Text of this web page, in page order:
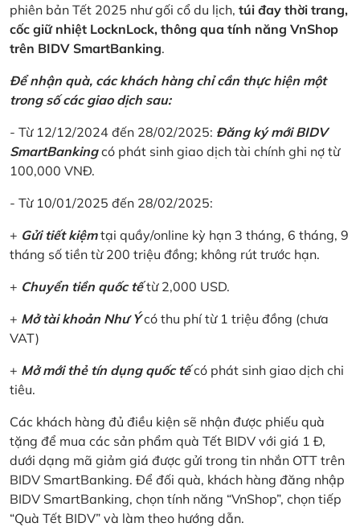
phiên bản Tết 2025 như gối cổ du lịch, túi đay thời trang,
cốc giữ nhiệt LocknLock, thông qua tính năng VnShop
trên BIDV SmartBanking.
Để nhận quà, các khách hàng chỉ cần thực hiện một
trong số các giao dịch sau:
- Từ 12/12/2024 đến 28/02/2025: Đăng ký mới BIDV
SmartBankingcó phát sinh giao dịch tài chính ghi nợ từ
100,000 VNĐ.
- Từ 10/01/2025 đến 28/02/2025:
+ Gửi tiết kiệmtại quầy/online kỳ hạn 3 tháng, 6 tháng, 9
tháng số tiền từ 200 triệu đồng; không rút trước hạn.
+ Chuyển tiền quốc tếtừ 2,000 USD.
+ Mở tài khoản Như Ýcó thu phí từ 1 triệu đồng (chưa
VAT)
+ Mở mới thẻ tín dụng quốc tếcó phát sinh giao dịch chi
tiêu.
Các khách hàng đủ điều kiện sẽ nhận được phiếu quà
tặng để mua các sản phẩm quà Tết BIDV với giá 1 Đ,
dưới dạng mã giảm giá được gửi trong tin nhắn OTT trên
BIDV SmartBanking. Để đối quà, khách hàng đăng nhập
BIDV SmartBanking, chọn tính năng “VnShop”, chọn tiếp
“Quà Tết BIDV” và làm theo hướng dẫn.